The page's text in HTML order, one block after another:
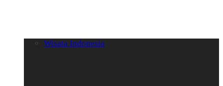
Wisata Indonesia